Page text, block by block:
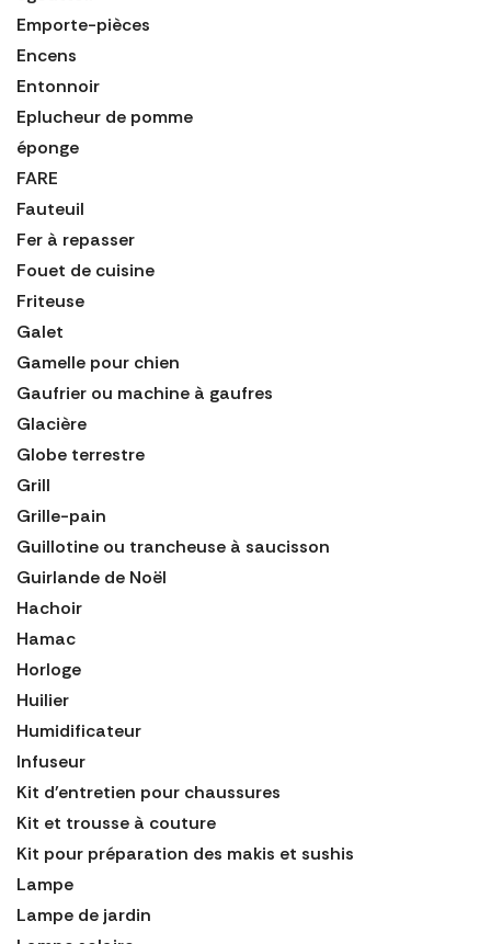
Emporte-pièces
Encens
Entonnoir
Eplucheur de pomme
éponge
FARE
Fauteuil
Fer à repasser
Fouet de cuisine
Friteuse
Galet
Gamelle pour chien
Gaufrier ou machine à gaufres
Glacière
Globe terrestre
Grill
Grille-pain
Guillotine ou trancheuse à saucisson
Guirlande de Noël
Hachoir
Hamac
Horloge
Huilier
Humidificateur
Infuseur
Kit d'entretien pour chaussures
Kit et trousse à couture
Kit pour préparation des makis et sushis
Lampe
Lampe de jardin